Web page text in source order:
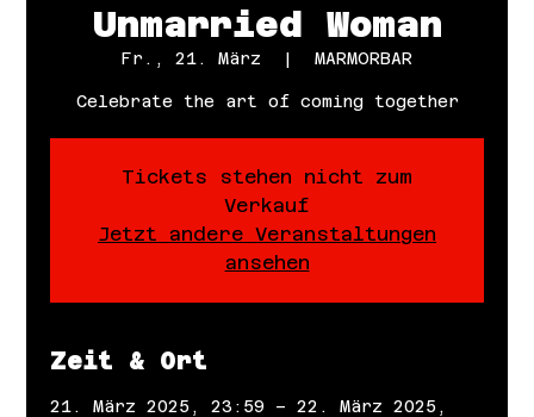
Unmarried Woman
Fr., 21. März
  |
MARMORBAR
Celebrate the art of coming together
Tickets stehen nicht zum
Verkauf
Jetzt andere Veranstaltungen
ansehen
Zeit & Ort
21. März 2025, 23:59 – 22. März 2025,